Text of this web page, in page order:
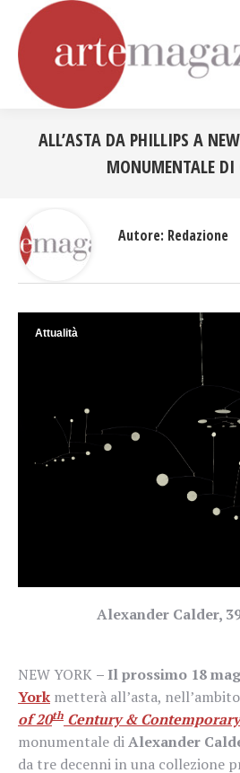
ALL’ASTA DA PHILLIPS A
MONUMENTALE DI
Attualità
Alexander Calder,
NEW YORK – Il prossimo 18
York metterà all’asta,
of 20th Century &
monumentale diAlexander
da tre decenni in una collezione
Autore: Redazione